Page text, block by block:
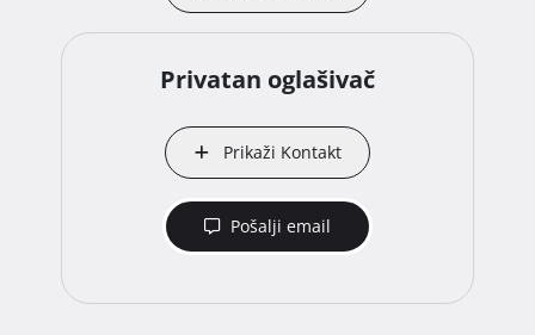
Privatan oglašivač
Prikaži Kontakt
Pošalji email